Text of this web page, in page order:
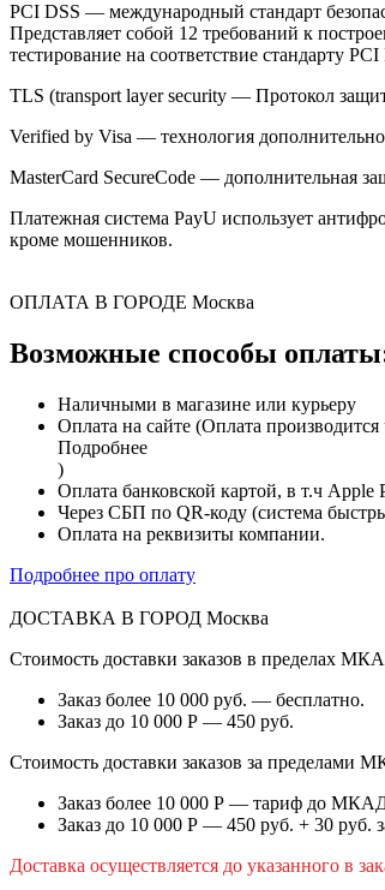
PCI DSS — международный стандарт
Представляет собой 12 требований к
тестирование на соответствие стандарту PCI
TLS (transport layer security — Протокол
Verified by Visa — технология
MasterCard SecureCode — дополнительная
Платежная система PayU использует
кроме мошенников.
ОПЛАТА В ГОРОДЕ Москва
Возможные способы
Наличными в магазине или курьеру
Оплата на сайте (Оплата производится
Подробнее
)
Оплата банковской картой, в т.ч Apple
Через СБП по QR-коду (система
Оплата на реквизиты компании.
Подробнее про оплату
ДОСТАВКА В ГОРОД Москва
Стоимость доставки заказов в пределах
Заказ более 10 000 руб. — бесплатно.
Заказ до 10 000 Р — 450 руб.
Стоимость доставки заказов за пределами
Заказ более 10 000 Р — тариф до
Заказ до 10 000 Р — 450 руб. + 30 руб.
Доставка осуществляется до указанного в